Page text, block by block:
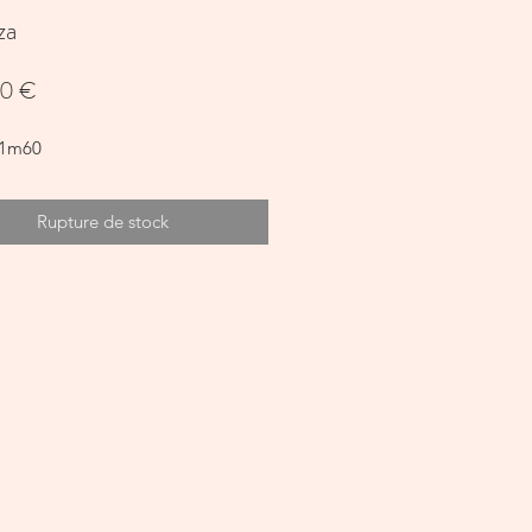
€
Rupture de stock